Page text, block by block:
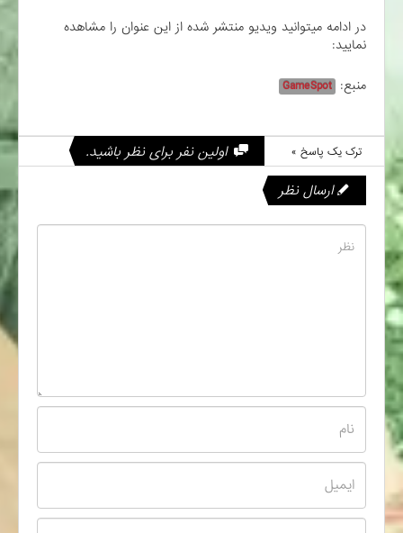
در ادامه میتوانید ویدیو منتشر شده از این عنوان را مشاهده
نمایید:
منبع: GameSpot
اولین نفر برای نظر باشید. ترک یک پاسخ »
ارسال نظر